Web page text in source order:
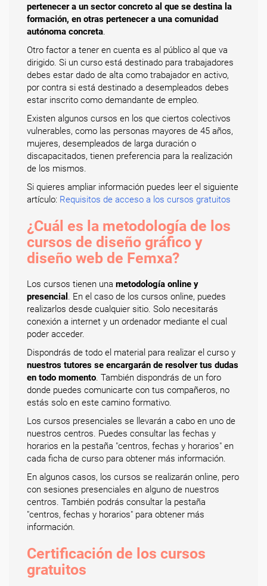
pertenecer a un sector concreto al que se destina la
formación, en otras pertenecer a una comunidad
autónoma concreta.
Otro factor a tener en cuenta es al público al que va
dirigido. Si un curso está destinado para trabajadores
debes estar dado de alta como trabajador en activo,
por contra si está destinado a desempleados debes
estar inscrito como demandante de empleo.
Existen algunos cursos en los que ciertos colectivos
vulnerables, como las personas mayores de 45 años,
mujeres, desempleados de larga duración o
discapacitados, tienen preferencia para la realización
de los mismos.
Si quieres ampliar información puedes leer el siguiente
artículo: Requisitos de acceso a los cursos gratuitos
¿Cuál es la metodología de los
cursos de diseño gráfico y
diseño web de Femxa?
Los cursos tienen una metodología online y
presencial . En el caso de los cursos online, puedes
realizarlos desde cualquier sitio. Solo necesitarás
conexión a internet y un ordenador mediante el cual
poder acceder.
Dispondrás de todo el material para realizar el curso y
nuestros tutores se encargarán de resolver tus dudas
en todo momento. También dispondrás de un foro
donde puedes comunicarte con tus compañeros, no
estás solo en este camino formativo.
Los cursos presenciales se llevarán a cabo en uno de
nuestros centros. Puedes consultar las fechas y
horarios en la pestaña "centros, fechas y horarios" en
cada ficha de curso para obtener más información.
En algunos casos, los cursos se realizarán online, pero
con sesiones presenciales en alguno de nuestros
centros. También podrás consultar la pestaña
"centros, fechas y horarios" para obtener más
información.
Certificación de los cursos
gratuitos